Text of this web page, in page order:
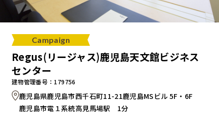
0120-999-076
お問い合わせフォーム
Campaign
Regus(リージャス)鹿児島天文館ビジネス
センター
建物管理番号：179756
鹿児島県鹿児島市西千石町11-21鹿児島MSビル 5F・6F
鹿児島市電１系統高見馬場駅 1分